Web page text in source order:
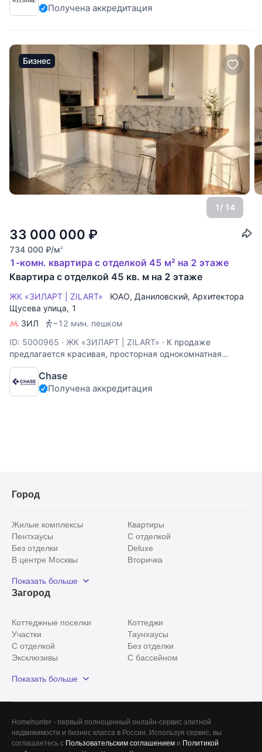
свежий ремонт, окна на две стороны: в тихий двор с видом
Получена аккредитация
Бизнес
1/ 14
33 000 000 ₽
734 000 ₽/м2
1-комн. квартира с отделкой 45 м² на 2 этаже
Квартира с отделкой 45 кв. м на 2 этаже
ЖК «ЗИЛАРТ | ZILART» ЮАО, Даниловский, Архитектора
Щусева улица, 1
ЗИЛ
~12 мин. пешком
ID: 5000965 · ЖК «ЗИЛАРТ | ZILART» · К продаже
предлагается красивая, просторная однокомнатная
квартира с дизайнерским ремонтом и мебелью. Москва,
ЖК ЗИЛАРТ, ул. Братьев Весниных, д. 2 Башня А — одна из
самых эстетичных в комплексе: красивые МОПы,
Chase
Получена аккредитация
Город
Жилые комплексы
Квартиры
Пентхаусы
С отделкой
Без отделки
Deluxe
В центре Москвы
Вторичка
Рядом с парком
С панорамными окнами
Показать больше
Загород
Коттеджные поселки
Коттеджи
Участки
Таунхаусы
С отделкой
Без отделки
Эксклюзивы
С бассейном
Красногорский район
Показать больше
Homehunter - первый полноценный онлайн-сервис элитной
недвижимости и бизнес класса в России. Используя сервис, вы
соглашаетесь с Пользовательским соглашением и Политикой
Вчера